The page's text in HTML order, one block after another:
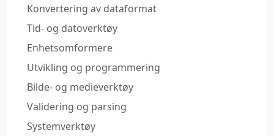
Konvertering av dataformat
Tid- og datoverktøy
Enhetsomformere
Utvikling og programmering
Bilde- og medieverktøy
Validering og parsing
Systemverktøy